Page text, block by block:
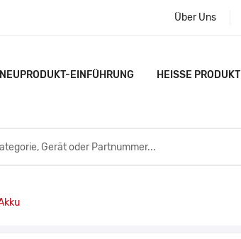
Über Uns
NEUPRODUKT-EINFÜHRUNG HEISSE PRODUKTE